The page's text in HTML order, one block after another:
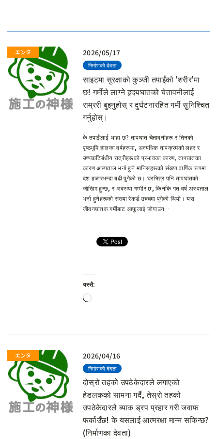
2026/05/17
निर्माणको देवता
साइटमा सुरक्षाको कुञ्जी तपाईंको 'शरीर'मा
छ! गर्मीले लाग्ने हृदयघातको चेतावनीलाई
राम्ररी बुझ्नुहोस् र दुर्घटनारहित गर्मी सुनिश्चित
गर्नुहोस्।
के तपाईंलाई थाहा छ? तापघात चेतावनीहरू र तिनको
पृष्ठभूमि हालका वर्षहरूमा, अत्यधिक तापक्रमको लहर र
उष्णकटिबंधीय रात्रीहरूको प्रभावका कारण, तापघातका
कारण अस्पताल भर्ना हुने मानिसहरूको संख्या वार्षिक रूपमा
दश हजारभन्दा बढी पुगेको छ। घरभित्र पनि तापघातको
जोखिम हुन्छ, र अवस्था गम्भीर छ, किनकि गत वर्ष अस्पताल
भर्ना हुनेहरूको संख्या रेकर्ड उच्चमा पुगेको थियो। यस
जीवनघातक गर्मीबाट आफूलाई जोगाउन…
यस्तै:
लोड
2026/04/16
निर्माणको देवता
दोस्रो तहको उपठेकेदारले लगाएको
हेडलकको सामना गर्दै, तेस्रो तहको
उपठेकेदारले ब्याक ड्रप प्रहार गरी जवाफ
फर्काउँछ! के यसलाई आत्मरक्षा मान्न सकिन्छ?
(निर्माणका देवता)